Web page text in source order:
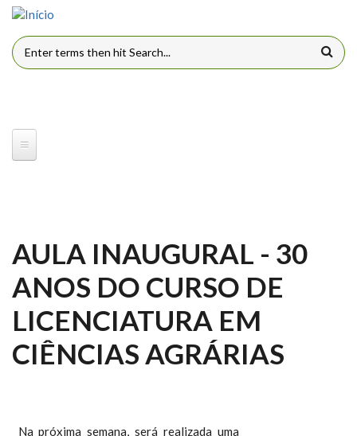
Pular para o conteúdo principal
FORMULÁRIO DE BUSCA
AULA INAUGURAL - 30
ANOS DO CURSO DE
LICENCIATURA EM
CIÊNCIAS AGRÁRIAS
Na próxima semana, será realizada uma